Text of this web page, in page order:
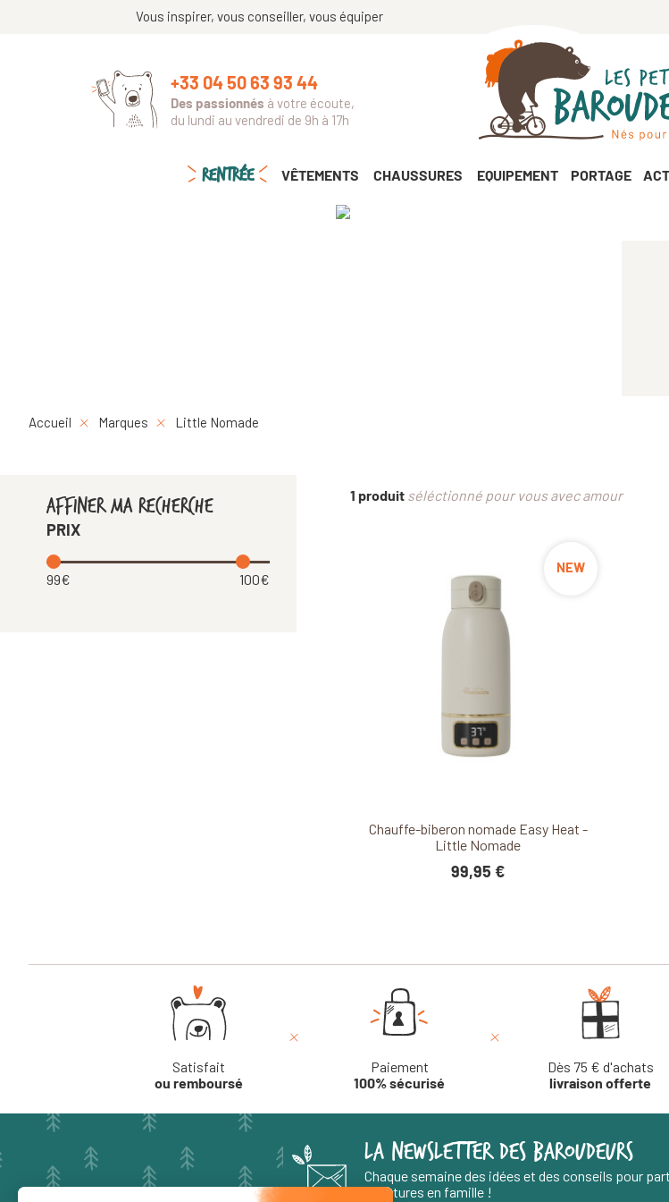
Vous inspirer, vous conseiller, vous équiper
+33 04 50 63 93 44
Des passionnés à votre écoute,
du lundi au vendredi de 9h à 17h
RENTRÉE VÊTEMENTS CHAUSSURES EQUIPEMENT PORTAGE
Accueil Marques Little Nomade
AFFINER MA RECHERCHE
PRIX
99€ 100€
1 produit séléctionné pour vous avec amour
Chauffe-biberon nomade Easy Heat -
Little Nomade
NEW
99,95 €
Satisfait
ou remboursé
Paiement
100% sécurisé
Dès 75 € d'achats
livraison offerte
LA NEWSLETTER DES BAROUDEURS
Chaque semaine des idées et des conseils pour
aventures en famille !